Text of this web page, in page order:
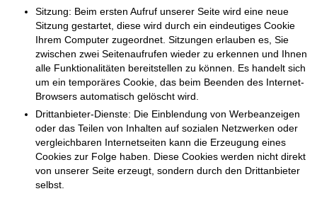
Sitzung: Beim ersten Aufruf unserer Seite wird eine neue
Sitzung gestartet, diese wird durch ein eindeutiges Cookie
Ihrem Computer zugeordnet. Sitzungen erlauben es, Sie
zwischen zwei Seitenaufrufen wieder zu erkennen und Ihnen
alle Funktionalitäten bereitstellen zu können. Es handelt sich
um ein temporäres Cookie, das beim Beenden des Internet-
Browsers automatisch gelöscht wird.
Drittanbieter-Dienste: Die Einblendung von Werbeanzeigen
oder das Teilen von Inhalten auf sozialen Netzwerken oder
vergleichbaren Internetseiten kann die Erzeugung eines
Cookies zur Folge haben. Diese Cookies werden nicht direkt
von unserer Seite erzeugt, sondern durch den Drittanbieter
selbst.